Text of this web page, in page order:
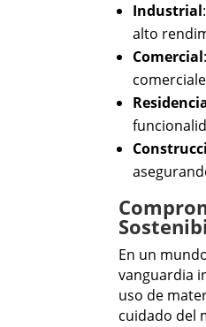
Industrial
alto
Comercial
En un
vanguardia
uso de
cuidado del